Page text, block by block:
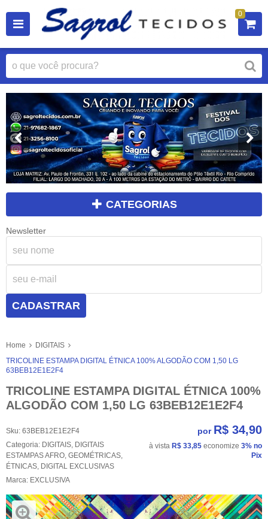
0
CATEGORIAS
Newsletter
CADASTRAR
Home
DIGITAIS
TRICOLINE ESTAMPA DIGITAL ÉTNICA 100% ALGODÃO COM 1,50 LG
63BEB12E1E2F4
TRICOLINE ESTAMPA DIGITAL ÉTNICA 100%
ALGODÃO COM 1,50 LG 63BEB12E1E2F4
Sku: 63BEB12E1E2F4
Categoria: DIGITAIS, DIGITAIS
ESTAMPAS AFRO, GEOMÉTRICAS,
ÉTNICAS, DIGITAL EXCLUSIVAS
Marca: EXCLUSIVA
por R$ 34,90
à vista R$ 33,85 economize 3% no
Pix